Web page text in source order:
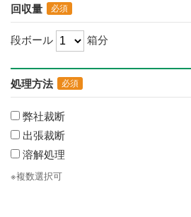
回収量 必須
段ボール 箱分
処理方法 必須
弊社裁断
出張裁断
溶解処理
※複数選択可